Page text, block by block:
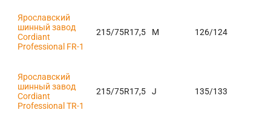
Ярославский
шинный завод
Cordiant
Professional FR-1
215/75R17,5 M 126/124
Ярославский
шинный завод
Cordiant
Professional TR-1
215/75R17,5 J 135/133